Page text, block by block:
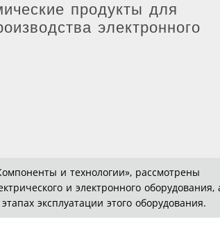
продукты для
электронного
и технологии», рассмотрены
и электронного оборудования,
эксплуатации этого оборудования.